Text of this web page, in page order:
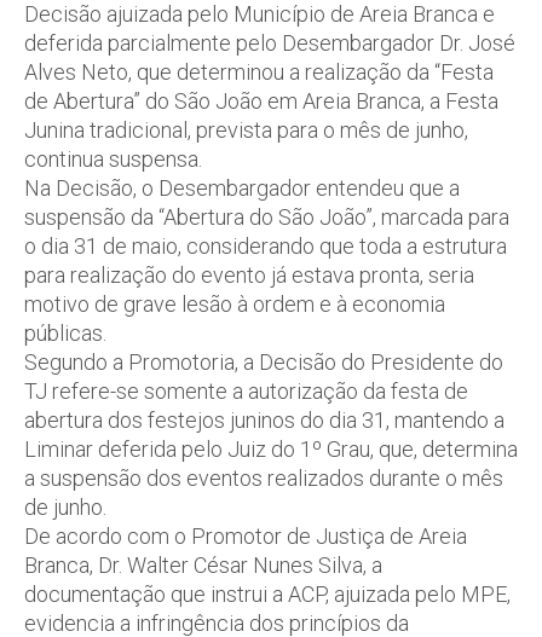
Decisão ajuizada pelo Município de Areia Branca e
deferida parcialmente pelo Desembargador Dr. José
Alves Neto, que determinou a realização da “Festa
de Abertura” do São João em Areia Branca, a Festa
Junina tradicional, prevista para o mês de junho,
continua suspensa.
Na Decisão, o Desembargador entendeu que a
suspensão da “Abertura do São João”, marcada para
o dia 31 de maio, considerando que toda a estrutura
para realização do evento já estava pronta, seria
motivo de grave lesão à ordem e à economia
públicas.
Segundo a Promotoria, a Decisão do Presidente do
TJ refere-se somente a autorização da festa de
abertura dos festejos juninos do dia 31, mantendo a
Liminar deferida pelo Juiz do 1º Grau, que, determina
a suspensão dos eventos realizados durante o mês
de junho.
De acordo com o Promotor de Justiça de Areia
Branca, Dr. Walter César Nunes Silva, a
documentação que instrui a ACP, ajuizada pelo MPE,
evidencia a infringência dos princípios da